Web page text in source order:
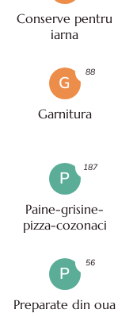
Conserve pentru
iarna
G
Garnitura
88
P
Paine-grisine-
pizza-cozonaci
187
P
Preparate din oua
56